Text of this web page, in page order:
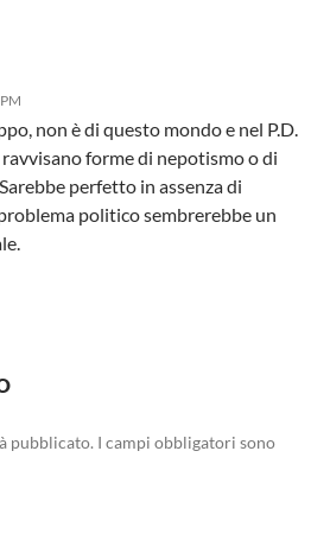
non è di questo mondo e nel P.D.
ravvisano forme di nepotismo o di
perfetto in assenza di
politico sembrerebbe un
pubblicato. I campi obbligatori sono